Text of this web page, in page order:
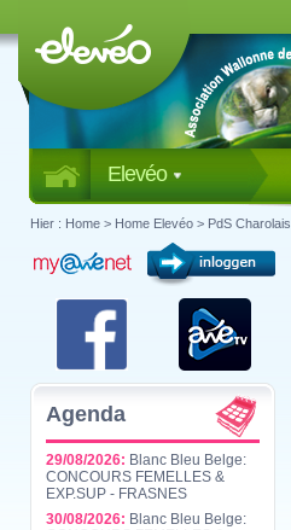
Elevéo
Hier : Home > Home Elevéo > PdS Charolais
Agenda
29/08/2026: Blanc Bleu Belge:
CONCOURS FEMELLES &
EXP.SUP - FRASNES
30/08/2026: Blanc Bleu Belge: